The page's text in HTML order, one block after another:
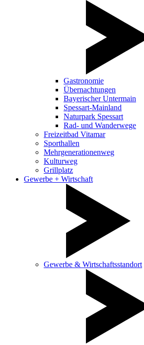
Gastronomie
Übernachtungen
Bayerischer Untermain
Spessart-Mainland
Naturpark Spessart
Rad- und Wanderwege
Freizeitbad Vitamar
Sporthallen
Mehrgenerationenweg
Kulturweg
Grillplatz
Gewerbe + Wirtschaft
Gewerbe & Wirtschaftsstandort